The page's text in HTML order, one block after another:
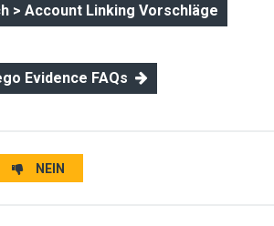
> Account Linking Vorschläge
Evidence FAQs
NEIN